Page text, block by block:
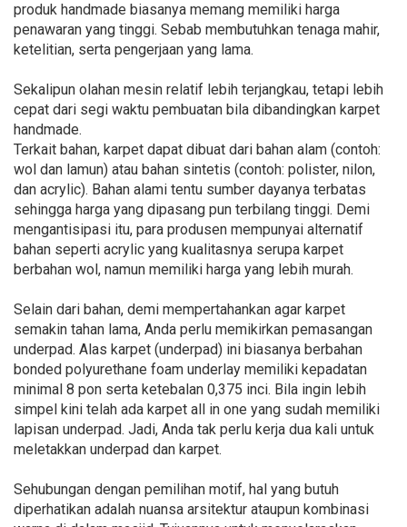
produk handmade biasanya memang memiliki harga
penawaran yang tinggi. Sebab membutuhkan tenaga mahir,
ketelitian, serta pengerjaan yang lama.
Sekalipun olahan mesin relatif lebih terjangkau, tetapi lebih
cepat dari segi waktu pembuatan bila dibandingkan karpet
handmade.
Terkait bahan, karpet dapat dibuat dari bahan alam (contoh:
wol dan lamun) atau bahan sintetis (contoh: polister, nilon,
dan acrylic). Bahan alami tentu sumber dayanya terbatas
sehingga harga yang dipasang pun terbilang tinggi. Demi
mengantisipasi itu, para produsen mempunyai alternatif
bahan seperti acrylic yang kualitasnya serupa karpet
berbahan wol, namun memiliki harga yang lebih murah.
Selain dari bahan, demi mempertahankan agar karpet
semakin tahan lama, Anda perlu memikirkan pemasangan
underpad. Alas karpet (underpad) ini biasanya berbahan
bonded polyurethane foam underlay memiliki kepadatan
minimal 8 pon serta ketebalan 0,375 inci. Bila ingin lebih
simpel kini telah ada karpet all in one yang sudah memiliki
lapisan underpad. Jadi, Anda tak perlu kerja dua kali untuk
meletakkan underpad dan karpet.
Sehubungan dengan pemilihan motif, hal yang butuh
diperhatikan adalah nuansa arsitektur ataupun kombinasi